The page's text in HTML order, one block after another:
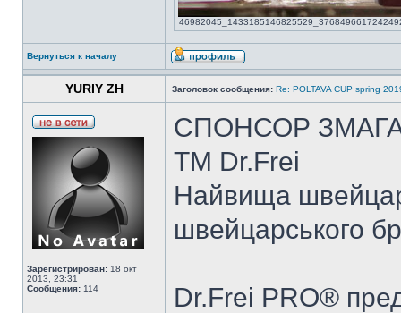
Вернуться к началу
YURIY ZH Заголовок сообщения: Re: POLTAVA CUP spring
Зарегистрирован: 18 окт
2013, 23:31
Сообщения: 114
СПОНСОР
TM Dr.Frei
Найвища
швейцарського
Dr.Frei PRO®